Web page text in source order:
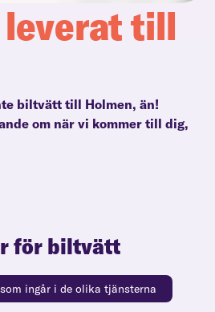
leverat till
biltvätt till Holmen, än!
om när vi kommer till dig,
för biltvätt
ingår i de olika tjänsterna